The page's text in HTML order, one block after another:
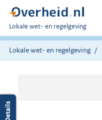
U
bent
hier:
Lokale wet- en regelgeving
Lokale wet- en regelgeving